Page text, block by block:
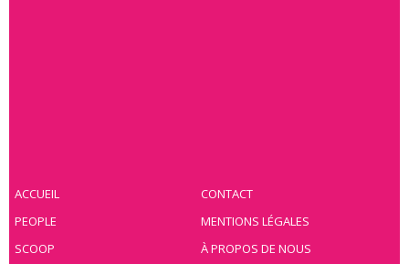
ACCUEIL
PEOPLE
SCOOP
CONTACT
MENTIONS LÉGALES
À PROPOS DE NOUS